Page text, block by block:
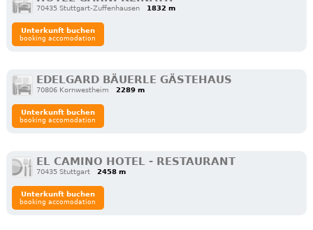
70435 Stuttgart-Zuffenhausen 1832 m
Unterkunft buchen
booking accomodation
EDELGARD BÄUERLE GÄSTEHAUS
70806 Kornwestheim 2289 m
Unterkunft buchen
booking accomodation
EL CAMINO HOTEL - RESTAURANT
70435 Stuttgart 2458 m
Unterkunft buchen
booking accomodation